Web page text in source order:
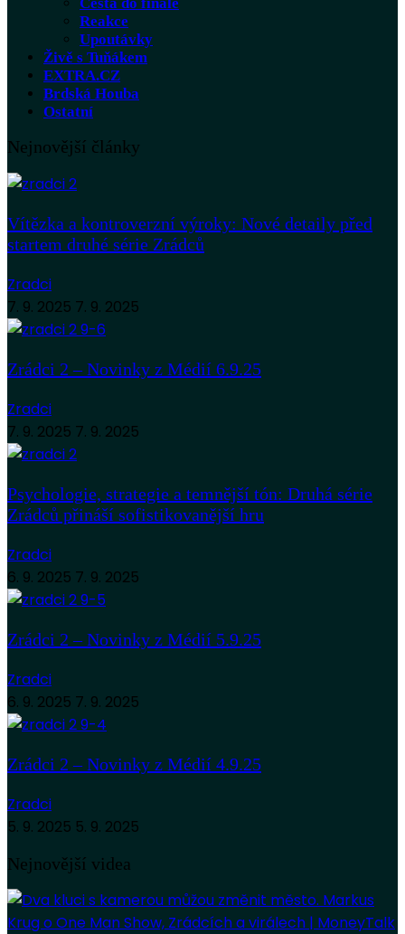
Cesta do finále
Reakce
Upoutávky
Živě s Tuňákem
EXTRA.CZ
Brdská Houba
Ostatní
Nejnovější články
Vítězka a kontroverzní výroky: Nové detaily před
startem druhé série Zrádců
Zradci
7. 9. 2025 7. 9. 2025
Zrádci 2 – Novinky z Médií 6.9.25
Zradci
7. 9. 2025 7. 9. 2025
Psychologie, strategie a temnější tón: Druhá série
Zrádců přináší sofistikovanější hru
Zradci
6. 9. 2025 7. 9. 2025
Zrádci 2 – Novinky z Médií 5.9.25
Zradci
6. 9. 2025 7. 9. 2025
Zrádci 2 – Novinky z Médií 4.9.25
Zradci
5. 9. 2025 5. 9. 2025
Nejnovější videa